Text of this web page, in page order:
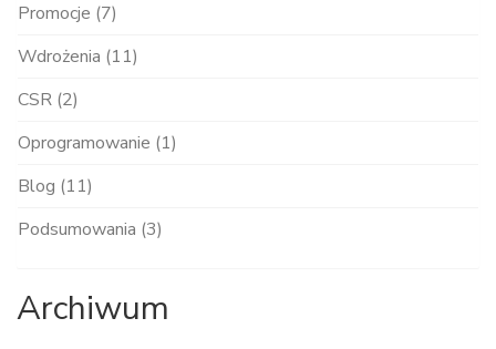
Promocje (7)
Wdrożenia (11)
CSR (2)
Oprogramowanie (1)
Blog (11)
Podsumowania (3)
Archiwum